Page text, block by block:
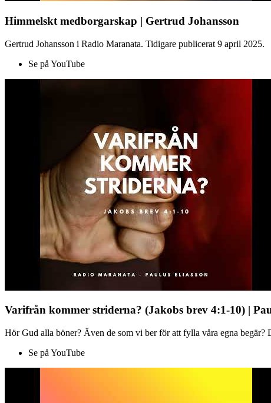
Himmelskt medborgarskap | Gertrud Johansson
Gertrud Johansson i Radio Maranata. Tidigare publicerat 9 april 2025.
Se på YouTube
Varifrån kommer striderna? (Jakobs brev 4:1-10) |
Hör Gud alla böner? Även de som vi ber för att fylla våra egna begär?
Se på YouTube